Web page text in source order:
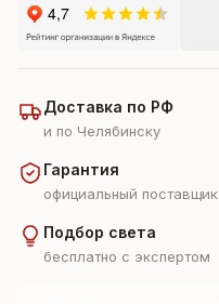
Доставка по РФ
и по Челябинску
Гарантия
официальный поставщик
Подбор света
бесплатно с экспертом